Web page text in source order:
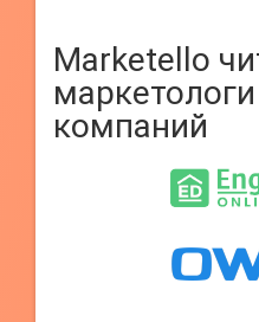
Marketello
компаний